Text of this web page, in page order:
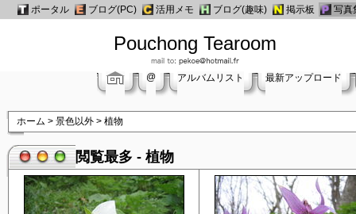
Pouchong Tearoom
@ アルバムリスト 最新アップロード
ホーム > 景色以外 > 植物
閲覧最多 - 植物
ポータル ブログ(PC) 活用メモ ブログ(趣味) 掲示板 写真